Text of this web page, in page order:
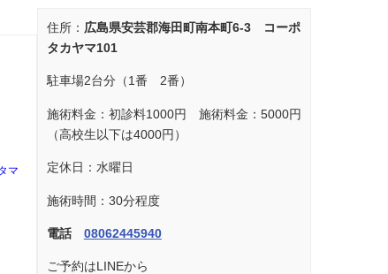
マ
住所： 広島県安芸郡海田町南本町6-3 コーポ
タカヤマ101
駐車場2台分（1番 2番）
施術料金：初診料1000円 施術料金：5000円
（高校生以下は4000円）
定休日：水曜日
施術時間：30分程度
電話 08062445940
ご予約はLINEから